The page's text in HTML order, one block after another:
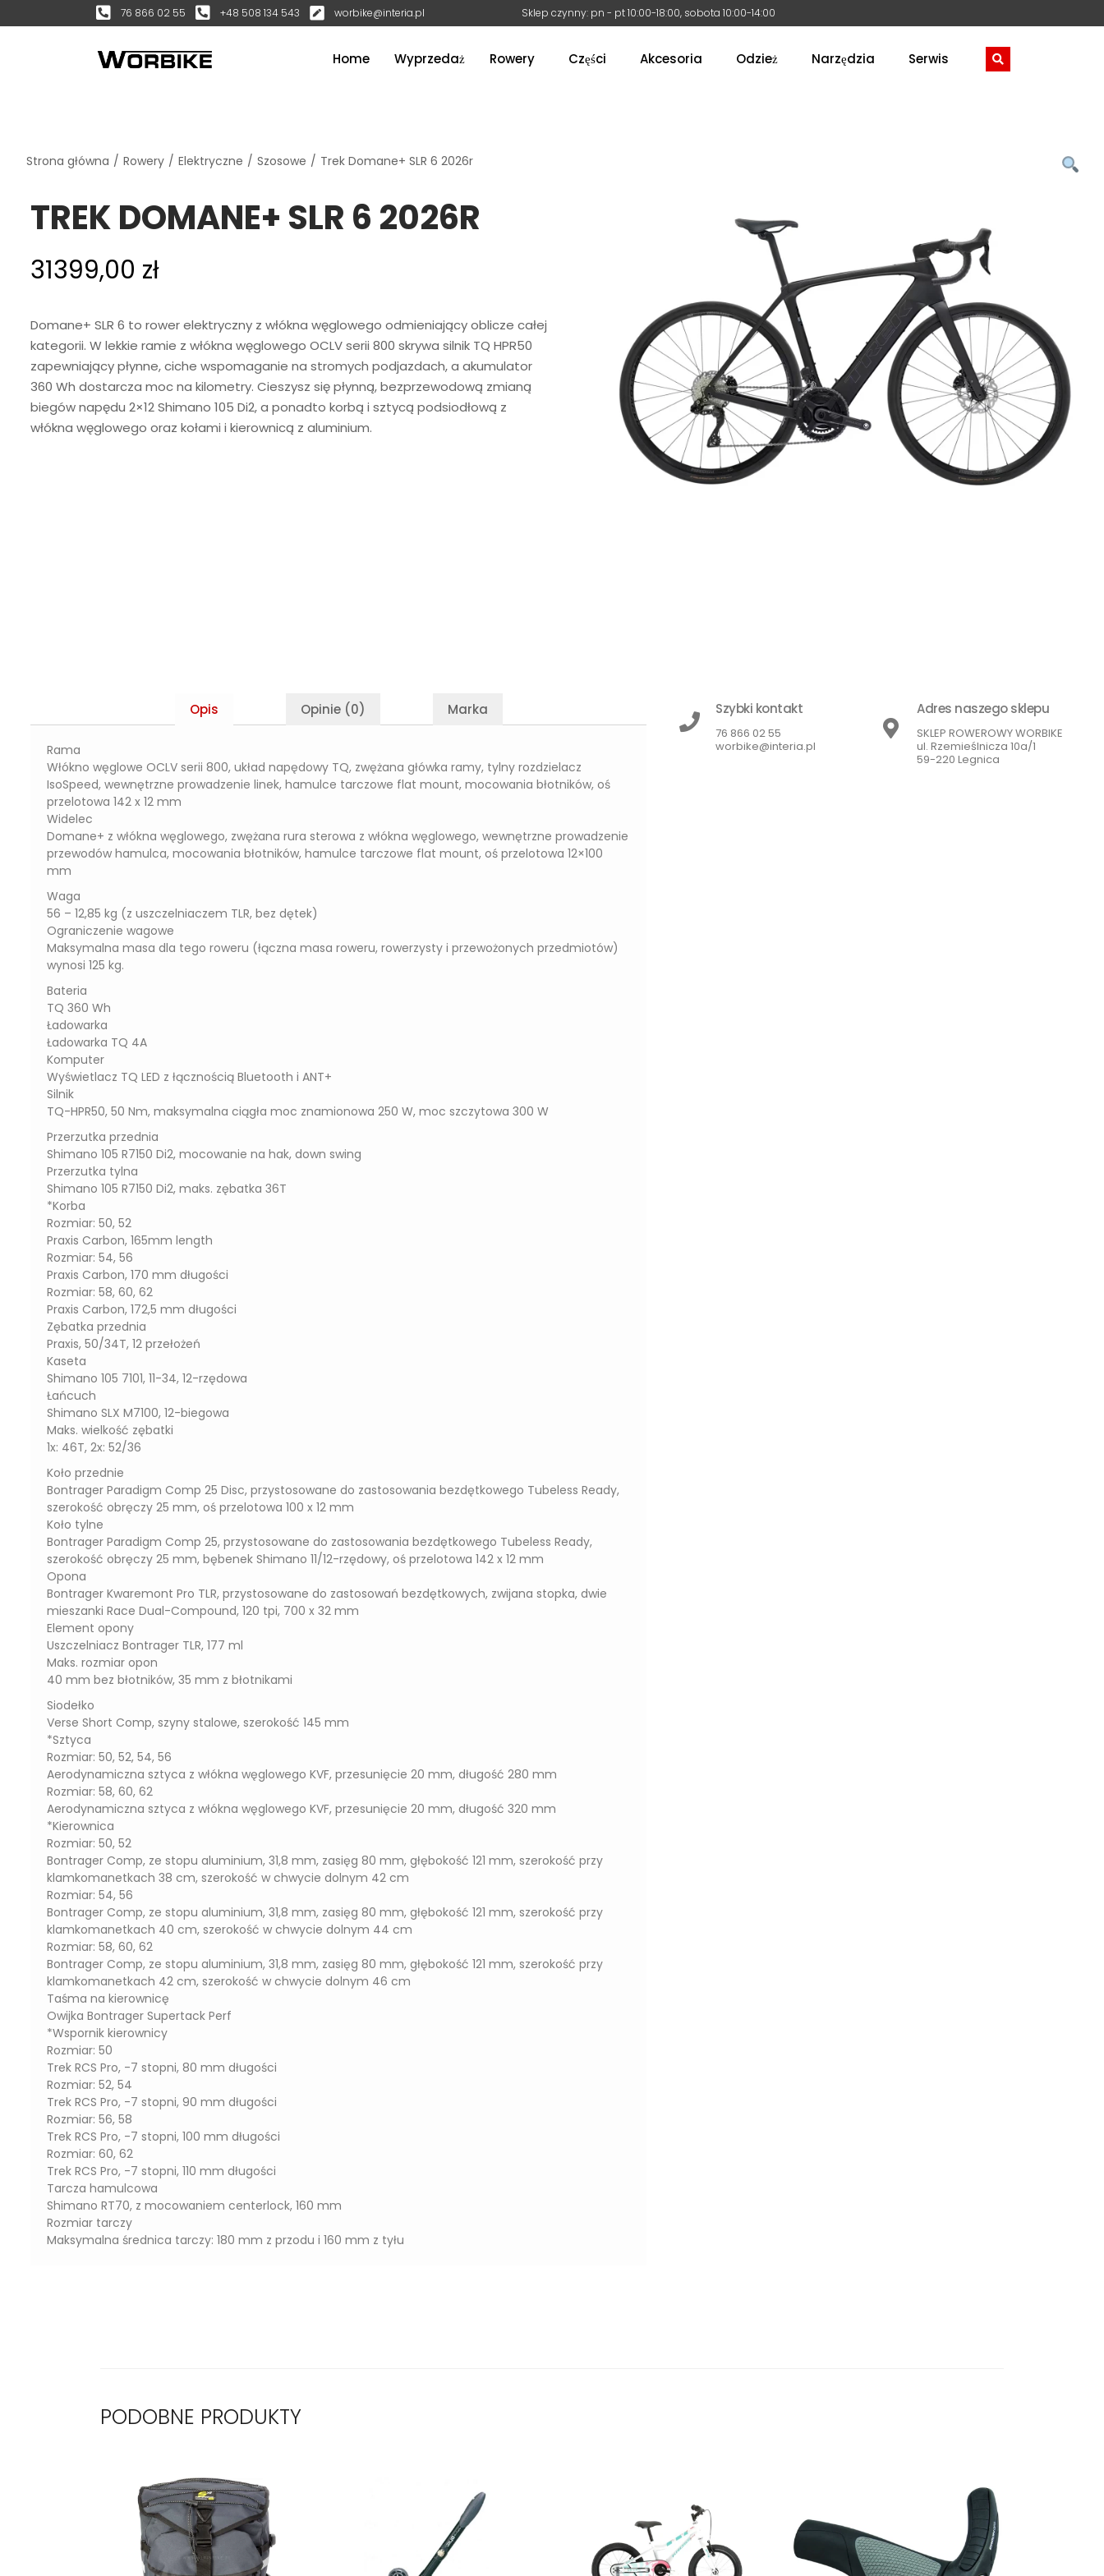
76 866 02 55 +48 508 134 543 worbike@interia.pl Sklep czynny: pn - pt 10:00-18:00, sobota 10:00-14:00
Home Wyprzedaż Rowery Części Akcesoria Odzież Narzędzia Serwis
Strona główna / Rowery / Elektryczne / Szosowe / Trek Domane+ SLR 6 2026r
TREK DOMANE+ SLR 6 2026R
31399,00 zł
Domane+ SLR 6 to rower elektryczny z włókna węglowego odmieniający oblicze całej
kategorii. W lekkie ramie z włókna węglowego OCLV serii 800 skrywa silnik TQ HPR50
zapewniający płynne, ciche wspomaganie na stromych podjazdach, a akumulator
360 Wh dostarcza moc na kilometry. Cieszysz się płynną, bezprzewodową zmianą
biegów napędu 2×12 Shimano 105 Di2, a ponadto korbą i sztycą podsiodłową z
włókna węglowego oraz kołami i kierownicą z aluminium.
Opis Opinie (0) Marka
Rama
Włókno węglowe OCLV serii 800, układ napędowy TQ, zwężana główka ramy, tylny rozdzielacz
IsoSpeed, wewnętrzne prowadzenie linek, hamulce tarczowe flat mount, mocowania błotników, oś
przelotowa 142 x 12 mm
Widelec
Domane+ z włókna węglowego, zwężana rura sterowa z włókna węglowego, wewnętrzne prowadzenie
przewodów hamulca, mocowania błotników, hamulce tarczowe flat mount, oś przelotowa 12×100
mm
Waga
56 – 12,85 kg (z uszczelniaczem TLR, bez dętek)
Ograniczenie wagowe
Maksymalna masa dla tego roweru (łączna masa roweru, rowerzysty i przewożonych przedmiotów)
wynosi 125 kg.
Bateria
TQ 360 Wh
Ładowarka
Ładowarka TQ 4A
Komputer
Wyświetlacz TQ LED z łącznością Bluetooth i ANT+
Silnik
TQ-HPR50, 50 Nm, maksymalna ciągła moc znamionowa 250 W, moc szczytowa 300 W
Przerzutka przednia
Shimano 105 R7150 Di2, mocowanie na hak, down swing
Przerzutka tylna
Shimano 105 R7150 Di2, maks. zębatka 36T
*Korba
Rozmiar: 50, 52
Praxis Carbon, 165mm length
Rozmiar: 54, 56
Praxis Carbon, 170 mm długości
Rozmiar: 58, 60, 62
Praxis Carbon, 172,5 mm długości
Zębatka przednia
Praxis, 50/34T, 12 przełożeń
Kaseta
Shimano 105 7101, 11-34, 12-rzędowa
Łańcuch
Shimano SLX M7100, 12-biegowa
Maks. wielkość zębatki
1x: 46T, 2x: 52/36
Koło przednie
Bontrager Paradigm Comp 25 Disc, przystosowane do zastosowania bezdętkowego Tubeless Ready,
szerokość obręczy 25 mm, oś przelotowa 100 x 12 mm
Koło tylne
Bontrager Paradigm Comp 25, przystosowane do zastosowania bezdętkowego Tubeless Ready,
szerokość obręczy 25 mm, bębenek Shimano 11/12-rzędowy, oś przelotowa 142 x 12 mm
Opona
Bontrager Kwaremont Pro TLR, przystosowane do zastosowań bezdętkowych, zwijana stopka, dwie
mieszanki Race Dual-Compound, 120 tpi, 700 x 32 mm
Element opony
Uszczelniacz Bontrager TLR, 177 ml
Maks. rozmiar opon
40 mm bez błotników, 35 mm z błotnikami
Siodełko
Verse Short Comp, szyny stalowe, szerokość 145 mm
*Sztyca
Rozmiar: 50, 52, 54, 56
Aerodynamiczna sztyca z włókna węglowego KVF, przesunięcie 20 mm, długość 280 mm
Rozmiar: 58, 60, 62
Aerodynamiczna sztyca z włókna węglowego KVF, przesunięcie 20 mm, długość 320 mm
*Kierownica
Rozmiar: 50, 52
Bontrager Comp, ze stopu aluminium, 31,8 mm, zasięg 80 mm, głębokość 121 mm, szerokość przy
klamkomanetkach 38 cm, szerokość w chwycie dolnym 42 cm
Rozmiar: 54, 56
Bontrager Comp, ze stopu aluminium, 31,8 mm, zasięg 80 mm, głębokość 121 mm, szerokość przy
klamkomanetkach 40 cm, szerokość w chwycie dolnym 44 cm
Rozmiar: 58, 60, 62
Bontrager Comp, ze stopu aluminium, 31,8 mm, zasięg 80 mm, głębokość 121 mm, szerokość przy
klamkomanetkach 42 cm, szerokość w chwycie dolnym 46 cm
Taśma na kierownicę
Owijka Bontrager Supertack Perf
*Wspornik kierownicy
Rozmiar: 50
Trek RCS Pro, -7 stopni, 80 mm długości
Rozmiar: 52, 54
Trek RCS Pro, -7 stopni, 90 mm długości
Rozmiar: 56, 58
Trek RCS Pro, -7 stopni, 100 mm długości
Rozmiar: 60, 62
Trek RCS Pro, -7 stopni, 110 mm długości
Tarcza hamulcowa
Shimano RT70, z mocowaniem centerlock, 160 mm
Rozmiar tarczy
Maksymalna średnica tarczy: 180 mm z przodu i 160 mm z tyłu
Szybki kontakt
76 866 02 55
worbike@interia.pl
Adres naszego sklepu
SKLEP ROWEROWY WORBIKE
ul. Rzemieślnicza 10a/1
59-220 Legnica
PODOBNE PRODUKTY